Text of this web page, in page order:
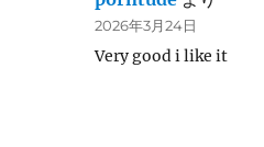
2026年3月24日
Very good i like it